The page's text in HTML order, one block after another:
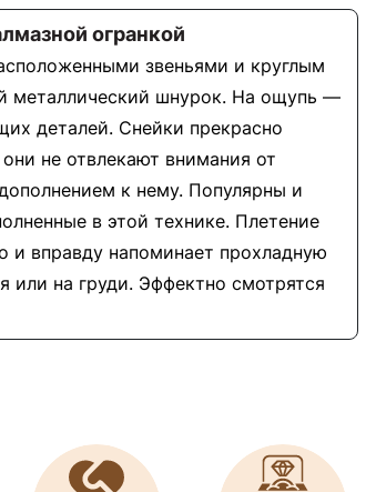
огранкой
звеньями и круглым
металлический шнурок. На ощупь —
деталей. Снейки прекрасно
не отвлекают внимания от
к нему. Популярны и
в этой технике. Плетение
вправду напоминает прохладную
или на груди. Эффектно смотрятся